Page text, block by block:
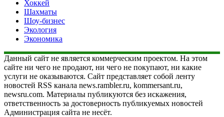
Хоккей
Шахматы
Шоу-бизнес
Экология
Экономика
Данный сайт не является коммерческим проектом. На этом
сайте ни чего не продают, ни чего не покупают, ни какие
услуги не оказываются. Сайт представляет собой ленту
новостей RSS канала news.rambler.ru, kommersant.ru,
newsru.com. Материалы публикуются без искажения,
ответственность за достоверность публикуемых новостей
Администрация сайта не несёт.